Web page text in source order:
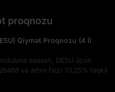
proqnozu
Qiymət Proqnozu (4 İl
əsasən, DESU üçün
və artım faizi 10,25% təşkil